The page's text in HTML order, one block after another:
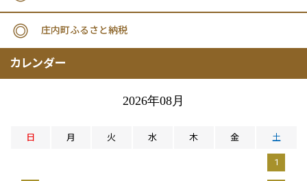
庄内町ふるさと納税
カレンダー
2026年08月
日 月 火 水 木 金 土
1